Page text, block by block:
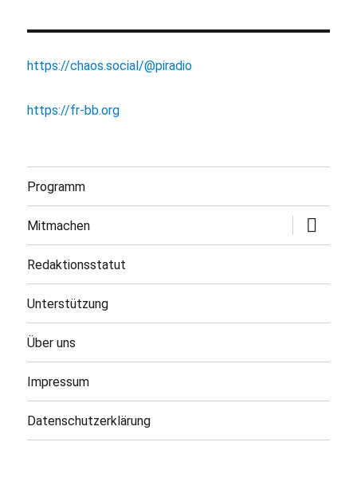
https://chaos.social/@piradio
https://fr-bb.org
Programm
Mitmachen
öffnen
Redaktionsstatut
Unterstützung
Über uns
Impressum
Datenschutzerklärung